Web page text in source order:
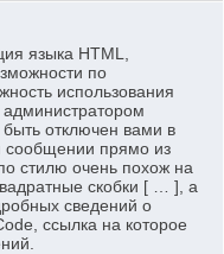
языка HTML,
по
использования
отключен вами в
прямо из
стилю очень похож на
скобки [ … ], а
сведений о
ссылка на которое